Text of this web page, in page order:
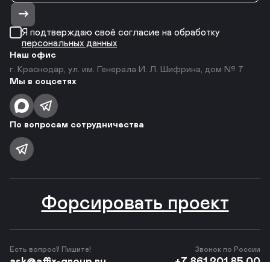
Я подтверждаю своё согласие на обработку
персональных данных
Наш офис
г. Краснодар, ул. им. Генерала И. Л. Шифрина, дом № 7
Мы в соцсетях
По вопросам сотрудничества
Есть вопрос? Пишите!
Форсировать проект
Звонок по России